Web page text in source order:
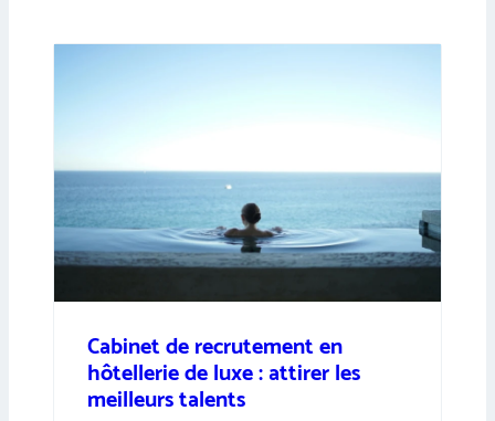
Cabinet de recrutement en
hôtellerie de luxe : attirer les
meilleurs talents